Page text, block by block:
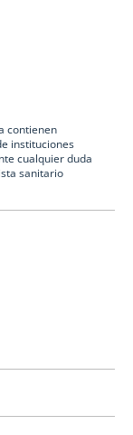
contienen
instituciones
cualquier duda
sanitario